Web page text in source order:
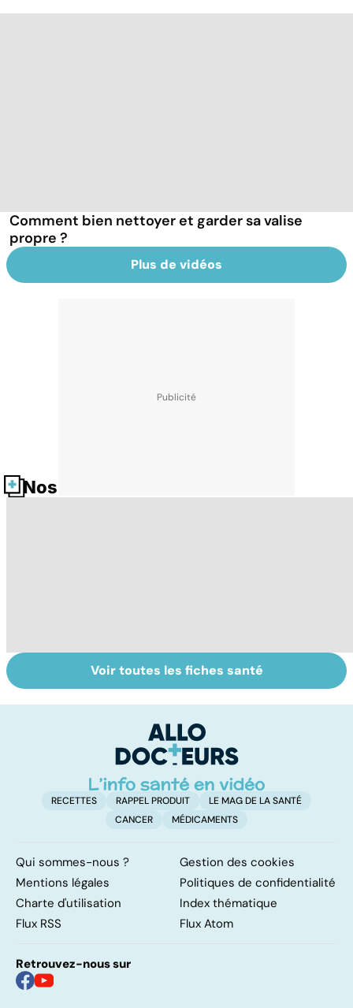
Comment bien nettoyer et garder sa valise
propre ?
Plus de vidéos
Nos fiches santé
Suicide : prévenir
le passage à
Un rhume, ça se
soigne ?
Voir toutes les fiches santé
RECETTES RAPPEL PRODUIT
LE MAG DE LA SANTÉ
CANCER
MÉDICAMENTS
Qui sommes-nous ?
Gestion des cookies
Mentions légales
Politiques de confidentialité
Charte d'utilisation
Index thématique
Flux RSS
Flux Atom
Retrouvez-nous sur